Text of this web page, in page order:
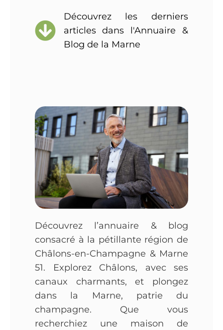
Découvrez les derniers
articles dans l'Annuaire &
Blog de la Marne
Découvrez l’annuaire & blog
consacré à la pétillante région de
Châlons-en-Champagne & Marne
51. Explorez Châlons, avec ses
canaux charmants, et plongez
dans la Marne, patrie du
champagne. Que vous
recherchiez une maison de